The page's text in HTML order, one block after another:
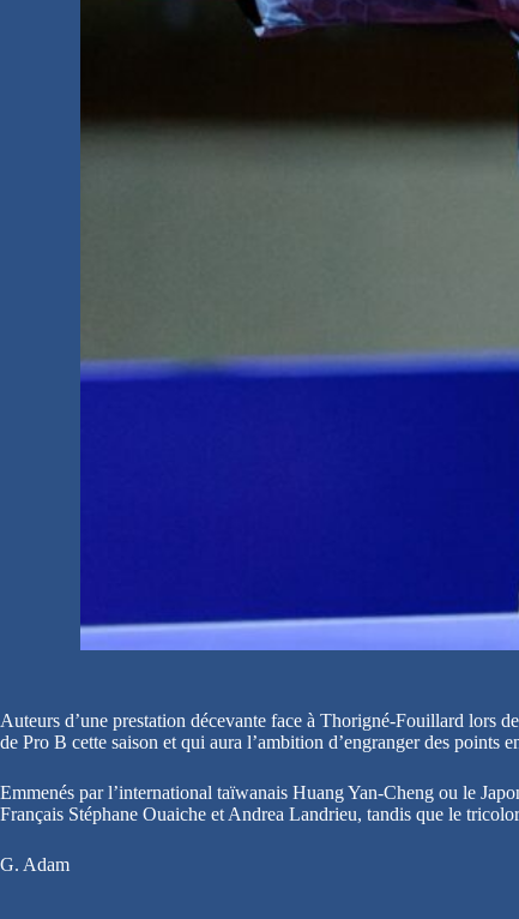
Auteurs d’une prestation décevante face à Thorigné-Fouillard lors
de Pro B cette saison et qui aura l’ambition d’engranger des points
Emmenés par l’international taïwanais Huang Yan-Cheng ou le
Français Stéphane Ouaiche et Andrea Landrieu, tandis que le
G. Adam